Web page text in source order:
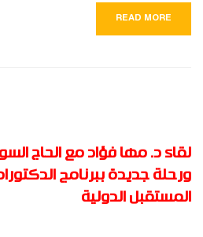
READ MORE
لقاء د. مها فؤاد مع الحاج
ورحلة جديدة ببرنامج
المستقبل الدولية